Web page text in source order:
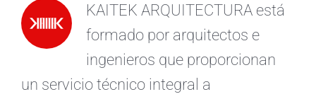
KAITEK ARQUITECTURA está
formado por arquitectos e
ingenieros que proporcionan
un servicio técnico integral a